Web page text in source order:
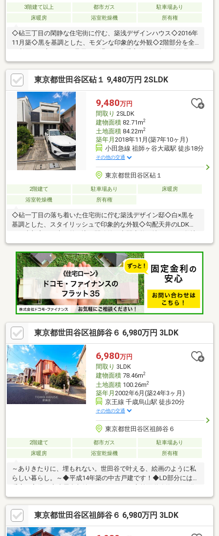
3階建て以上 都市ガス
駐車場あり
床暖房
浴室乾燥機 所有権
◇砧三丁目の閑静な住宅街に佇む、築浅デザインハウス◇2016年
11月築◇黒を基調とした、モダンな印象的な外観◇2階部分を全
階はトップライトで陽当り良好（合計5.3帖の広いロフト収納あ
り）◇浴室乾燥機・食洗機・モニター付インターホン等、充実し
た仕様設備◇カースペース付◇大変綺麗にお使いの為、そのまま
でもお住まい頂けます♪◆株式会社Tokyo&Internationalの３つの
お約束事・お客様との情報の非対称性をなくします・お客様のご
負担を出来る限り減らさせて頂きます・お客様に安心安全なお取
引を提供させて頂きます
東京都世田谷区砧１ 9,480万円 2SLDK
9,480万円
間取り 2SLDK
建物面積82.71m2
土地面積84.22m2
築年月 2018年11月(築7年10ヶ月)
小田急線 祖師ヶ谷大蔵駅 徒歩18分
その他の交通
東京都世田谷区砧１
2階建て 駐車場あり
床暖房
浴室乾燥機
所有権
◇砧一丁目の落ち着いた住宅街に佇む築浅デザイン邸◇白×黒を
基調とした、スタイリッシュで印象的な外観◇勾配天井のLDK
全体をすっきり使いやすい住まい◇床暖房・食洗機・乾太くんな
ど、日々の暮らしを支える設備も充実◇カースペース付き。室内
外ともに洗練された住まいです※「どんな会社に任せるか」で、
不動産購入・売却の満足度は大きく変わります。弊社HPでは、会
社理念・VMVをはじめ、居住支援活動や児童養護施設支援など、
私たちの取り組みや想いをご紹介しております。ぜひ一度ご覧く
ださい。
東京都世田谷区祖師谷６ 6,980万円 3LDK
6,980万円
間取り 3LDK
建物面積78.46m2
土地面積100.26m2
築年月 2002年6月(築24年3ヶ月)
京王線 千歳烏山駅 徒歩20分
その他の交通
東京都世田谷区祖師谷６
2階建て 都市ガス
駐車場あり
床暖房
浴室乾燥機 所有権
～ありきたりに、埋もれない。世田谷で叶える、絵画のように私
らしい暮らし。～◆平成14年築の中古戸建です！◆LD部分には床
駐車も楽にできます！◆子育て世代にうれしい、小学校、中学校
ともに徒歩７分の環境です！◆大型分譲地内の為街並みもとても
きれいです！まずは、現地をご案内させていただきます！お気軽
に現地をご覧下さいませ。物件の詳細について、ご見学希望のお
客様は下記番号までお気軽にご連絡下さい。お問い合わせ専用フ
東京都世田谷区祖師谷６ 6,980万円 3LDK